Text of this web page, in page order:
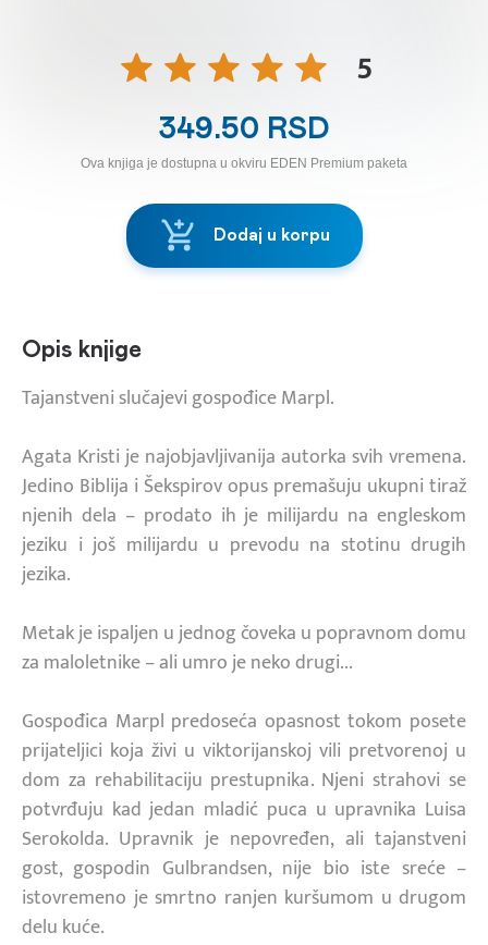
5
349.50 RSD
Ova knjiga je dostupna u okviru EDEN Premium paketa
Dodaj u korpu
Opis knjige
Tajanstveni slučajevi gospođice Marpl.
Agata Kristi je najobjavljivanija autorka svih vremena.
Jedino Biblija i Šekspirov opus premašuju ukupni tiraž
njenih dela – prodato ih je milijardu na engleskom
jeziku i još milijardu u prevodu na stotinu drugih
jezika.
Metak je ispaljen u jednog čoveka u popravnom domu
za maloletnike – ali umro je neko drugi...
Gospođica Marpl predoseća opasnost tokom posete
prijateljici koja živi u viktorijanskoj vili pretvorenoj u
dom za rehabilitaciju prestupnika. Njeni strahovi se
potvrđuju kad jedan mladić puca u upravnika Luisa
Serokolda. Upravnik je nepovređen, ali tajanstveni
gost, gospodin Gulbrandsen, nije bio iste sreće –
istovremeno je smrtno ranjen kuršumom u drugom
delu kuće.